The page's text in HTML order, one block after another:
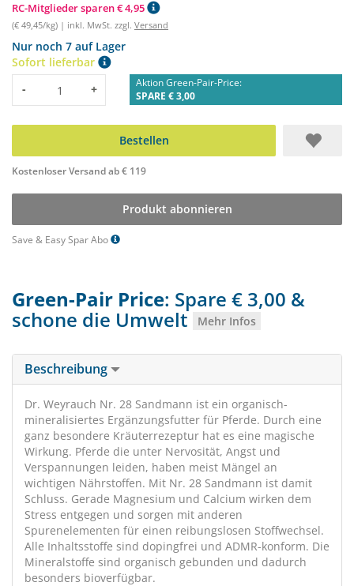
RC-Mitglieder sparen € 4,95
(€ 49,45/kg) | inkl. MwSt. zzgl. Versand
Nur noch 7 auf Lager
Sofort lieferbar
Menge
- +
Aktion Green-Pair-Price:
SPARE € 3,00
Bestellen
Kostenloser Versand ab € 119
Produkt abonnieren
Save & Easy Spar Abo
Green-Pair Price: Spare € 3,00 &
schone die Umwelt Mehr Infos
Beschreibung
Dr. Weyrauch Nr. 28 Sandmann ist ein organisch-
mineralisiertes Ergänzungsfutter für Pferde. Durch eine
ganz besondere Kräuterrezeptur hat es eine magische
Wirkung. Pferde die unter Nervosität, Angst und
Verspannungen leiden, haben meist Mängel an
wichtigen Nährstoffen. Mit Nr. 28 Sandmann ist damit
Schluss. Gerade Magnesium und Calcium wirken dem
Stress entgegen und sorgen mit anderen
Spurenelementen für einen reibungslosen Stoffwechsel.
Alle Inhaltsstoffe sind dopingfrei und ADMR-konform. Die
Mineralstoffe sind organisch gebunden und dadurch
besonders bioverfügbar.